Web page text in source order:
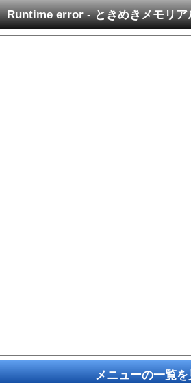
Runtime error - ときめきメモリア
メニューの一覧を